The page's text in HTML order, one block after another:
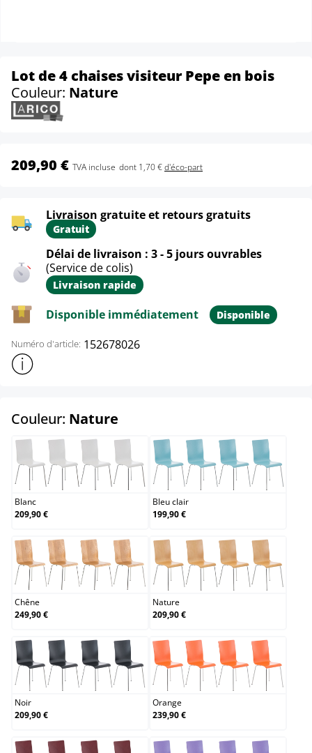
Lot de 4 chaises visiteur Pepe en bois
Couleur: Nature
209,90 € TVA incluse dont 1,70 €d'éco-part
Livraison gratuite et retours gratuits
Gratuit
Délai de livraison : 3 - 5 jours ouvrables
(Service de colis)
Livraison rapide
Disponible immédiatement Disponible
Numéro d'article: 152678026
Afficher plus d'informations sur le produit
Couleur: Nature
Blanc
Blanc
209,90 €
Bleu clair
Bleu clair
199,90 €
Chêne
Chêne
249,90 €
Nature
Nature
209,90 €
Noir
Noir
209,90 €
Orange
Orange
239,90 €